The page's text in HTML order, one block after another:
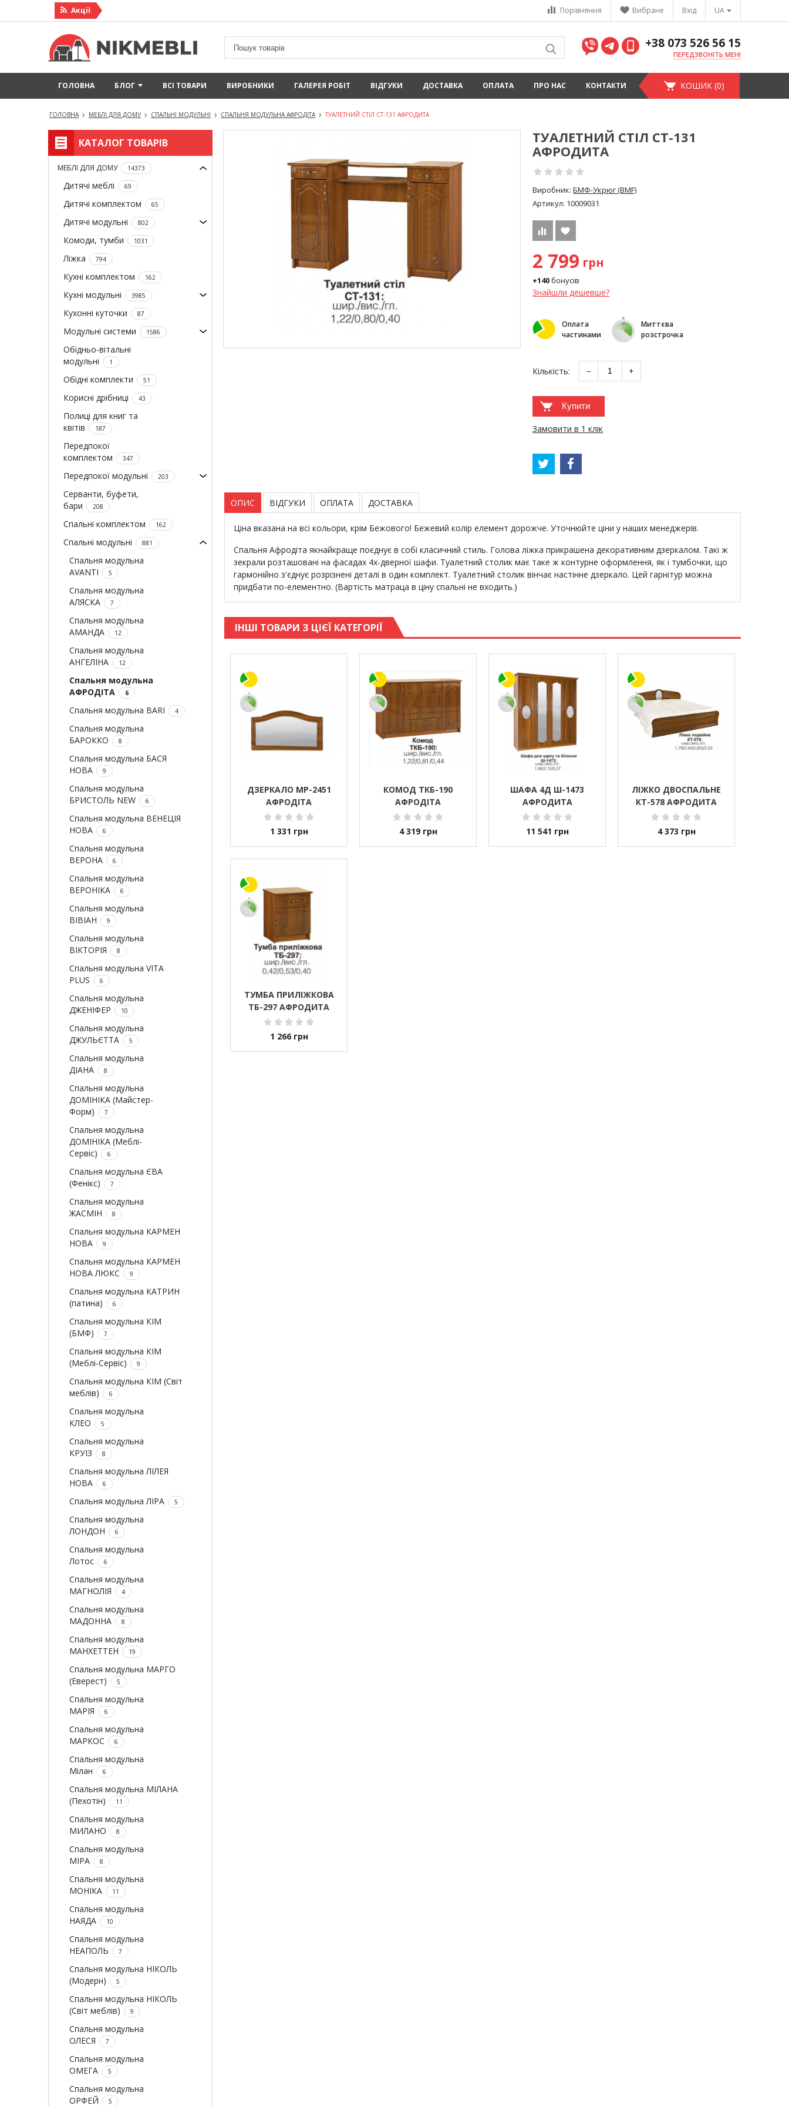
Акцiї UA
Вхід
Вибране
Порівняння
+38 073 526 56 15
ПЕРЕДЗВОНІТЬ МЕНІ
ГОЛОВНА БЛОГ ВСІ ТОВАРИ ВИРОБНИКИ ГАЛЕРЕЯ РОБІТ ВІДГУКИ ДОСТАВКА ОПЛАТА ПРО НАС КОНТАКТИ КОШИК (0)
ГОЛОВНА МЕБЛІ ДЛЯ ДОМУ СПАЛЬНІ МОДУЛЬНІ СПАЛЬНЯ МОДУЛЬНА АФРОДІТА ТУАЛЕТНИЙ СТІЛ СТ-131 АФРОДИТА
КАТАЛОГ ТОВАРІВ
МЕБЛІ ДЛЯ ДОМУ 14373
Дитячі меблі 69
Дитячі комплектом 65
Дитячі модульні 802
Комоди, тумби 1031
Ліжка 794
Кухні комплектом 162
Кухні модульні 3985
Кухонні куточки 87
Модульні системи 1586
Обідньо-вітальні
модульні
1
Обідні комплекти 51
Корисні дрібниці 43
Полиці для книг та
квітів
187
Передпокої
комплектом
347
Передпокої модульні 203
Серванти, буфети,
бари
208
Спальні комплектом 162
Спальні модульні 881
Спальня модульна
AVANTI
5
Спальня модульна
АЛЯСКА
7
Спальня модульна
АМАНДА
12
Спальня модульна
АНГЕЛІНА
12
Спальня модульна
АФРОДІТА
6
Спальня модульна BARI 4
Спальня модульна
БАРОККО
8
Спальня модульна БАСЯ
НОВА
9
Спальня модульна
БРИСТОЛЬ NEW
6
Спальня модульна ВЕНЕЦІЯ
НОВА
6
Спальня модульна
ВЕРОНА
6
Спальня модульна
ВЕРОНІКА
6
Спальня модульна
ВІВІАН
9
Спальня модульна
ВІКТОРІЯ
8
Спальня модульна VITA
PLUS
6
Спальня модульна
ДЖЕНІФЕР
10
Спальня модульна
ДЖУЛЬЄТТА
5
Спальня модульна
ДІАНА
8
Спальня модульна
ДОМІНІКА (Майстер-
Форм)
7
Спальня модульна
ДОМІНІКА (Меблі-
Сервіс)
6
Спальня модульна ЄВА
(Фенікс)
7
Спальня модульна
ЖАСМІН
8
Спальня модульна КАРМЕН
НОВА
9
Спальня модульна КАРМЕН
НОВА ЛЮКС
9
Спальня модульна КАТРИН
(патина)
6
Спальня модульна КІМ
(БМФ)
7
Спальня модульна КІМ
(Меблі-Сервіс)
9
Спальня модульна КІМ (Світ
меблів)
6
Спальня модульна
КЛЕО
5
Спальня модульна
КРУІЗ
8
Спальня модульна ЛІЛЕЯ
НОВА
6
Спальня модульна ЛІРА 5
Спальня модульна
ЛОНДОН
6
Спальня модульна
Лотос
6
Спальня модульна
МАГНОЛІЯ
4
Спальня модульна
МАДОННА
8
Спальня модульна
МАНХЕТТЕН
19
Спальня модульна МАРГО
(Еверест)
5
Спальня модульна
МАРІЯ
6
Спальня модульна
МАРКОС
6
Спальня модульна
Мілан
6
Спальня модульна МІЛАНА
(Пехотін)
11
Спальня модульна
МИЛАНО
8
Спальня модульна
МІРА
8
Спальня модульна
МОНІКА
11
Спальня модульна
НАЯДА
10
Спальня модульна
НЕАПОЛЬ
7
Спальня модульна НІКОЛЬ
(Модерн)
5
Спальня модульна НІКОЛЬ
(Світ меблів)
9
Спальня модульна
ОЛЕСЯ
7
Спальня модульна
ОМЕГА
5
Спальня модульна
ОРФЕЙ
5
ТУАЛЕТНИЙ СТІЛ СТ-131
АФРОДИТА
Виробник:БМФ-Укрюг (BMF)
Артикул: 10009031
2 799 грн
+140бонусів
Знайшли дешевше?
Оплата
частинами
Миттєва
розстрочка
Кількість: − +
Купити
Замовити в 1 клік
ОПИС ВІДГУКИ ОПЛАТА ДОСТАВКА
Ціна вказана на всі кольори, крім Бежового! Бежевий колір елемент дорожче. Уточнюйте ціни у наших менеджерів.
Спальня Афродіта якнайкраще поєднує в собі класичний стиль. Голова ліжка прикрашена декоративним дзеркалом. Такі ж
зекрали розташовані на фасадах 4х-дверної шафи. Туалетний столик має таке ж контурне оформлення, як і тумбочки, що
гармонійно з'єднує розрізнені деталі в один комплект. Туалетний столик вінчає настінне дзеркало. Цей гарнітур можна
придбати по-елементно. (Вартість матраца в ціну спальні не входить.)
ІНШІ ТОВАРИ З ЦІЄЇ КАТЕГОРІЇ
ДЗЕРКАЛО МР-2451
АФРОДІТА
1 331 грн
КОМОД ТКБ-190
АФРОДІТА
4 319 грн
ШАФА 4Д Ш-1473
АФРОДИТА
11 541 грн
ЛІЖКО ДВОСПАЛЬНЕ
КТ-578 АФРОДИТА
4 373 грн
ТУМБА ПРИЛІЖКОВА
ТБ-297 АФРОДИТА
1 266 грн